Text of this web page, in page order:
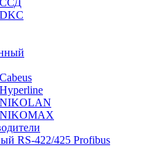
ССД
NIKOLAN
NIKOMAX
RS-422/425 Profibus